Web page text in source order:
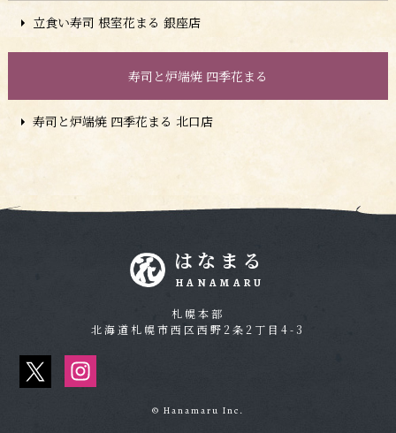
立食い寿司 根室花まる 銀座店
寿司と炉端焼 四季花まる
寿司と炉端焼 四季花まる 北口店
はなまる
HANAMARU
札幌本部
北海道札幌市西区西野2条2丁目4-3
© Hanamaru Inc.